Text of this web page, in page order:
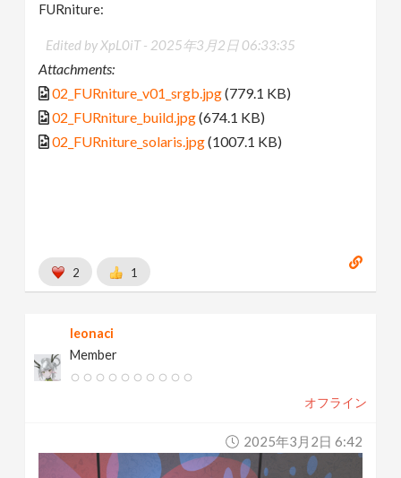
FURniture:
Edited by XpL0iT - 2025年3月2日 06:33:35
Attachments:
02_FURniture_v01_srgb.jpg(779.1 KB)
02_FURniture_build.jpg(674.1 KB)
02_FURniture_solaris.jpg(1007.1 KB)
2 1
leonaci
Member
オフライン
2025年3月2日 6:42